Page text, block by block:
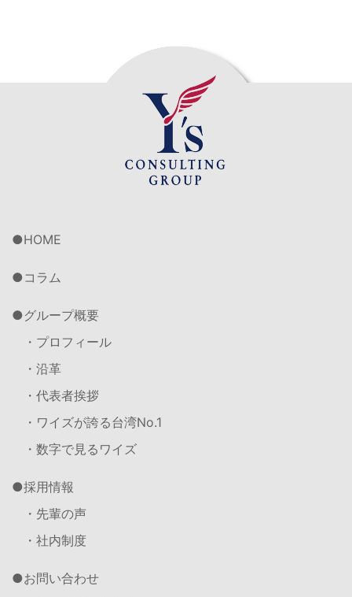
HOME
コラム
グループ概要
・プロフィール
・沿革
・代表者挨拶
・ワイズが誇る台湾No.1
・数字で見るワイズ
採用情報
・先輩の声
・社内制度
お問い合わせ